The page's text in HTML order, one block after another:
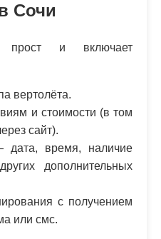
Сочи
прост и включает
вертолёта.
и стоимости (в том
сайт).
дата, время, наличие
дополнительных
с получением
или смс.